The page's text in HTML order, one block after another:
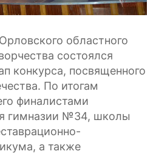
областного
состоялся
конкурса, посвященного
По итогам
финалистами
гимназии №34, школы
а также